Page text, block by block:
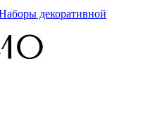
декоративной